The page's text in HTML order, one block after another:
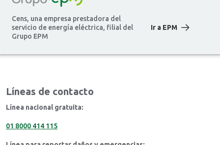
Cens, una empresa prestadora del
servicio de energía eléctrica, filial del
Grupo EPM
Ir a EPM
Líneas de contacto
Línea nacional gratuita:
01 8000 414 115